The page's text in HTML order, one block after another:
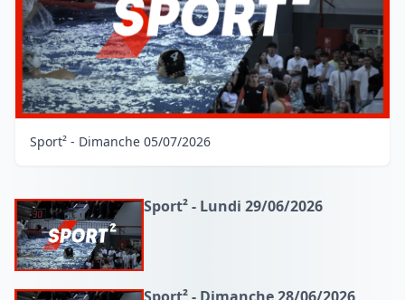
Sport² - Dimanche 05/07/2026
Sport² - Lundi 29/06/2026